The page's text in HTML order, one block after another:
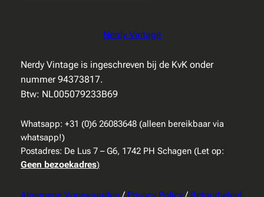
Nerdy Vintage
Nerdy Vintage is ingeschreven bij de KvK onder
nummer 94373817.
Btw: NL005079233B69
Whatsapp: +31 (0)6 26083648 (alleen bereikbaar via
whatsapp!)
Postadres: De Lus 7 – G6, 1742 PH Schagen (Let op:
Geen bezoekadres)